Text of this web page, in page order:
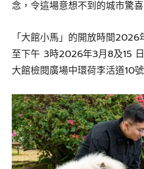
念，令這場意想不到的城市驚
「大館小馬」的開放時間
至下午 3時2026年3月8及15
大館檢閱廣場中環荷李活道10號